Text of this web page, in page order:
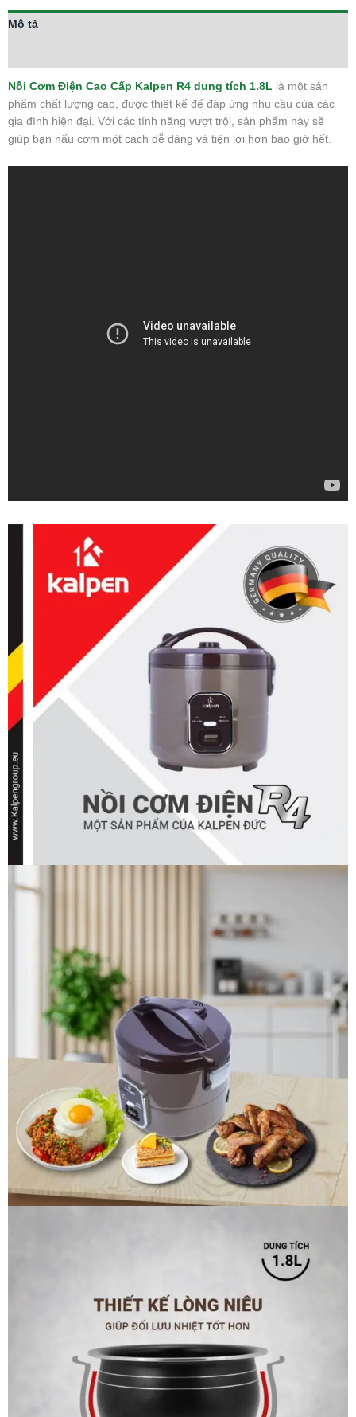
Mô tả
Nồi Cơm Điện Cao Cấp Kalpen R4 dung tích 1.8L là một sản
phẩm chất lượng cao, được thiết kế để đáp ứng nhu cầu của các
gia đình hiện đại. Với các tính năng vượt trội, sản phẩm này sẽ
giúp bạn nấu cơm một cách dễ dàng và tiện lợi hơn bao giờ hết.